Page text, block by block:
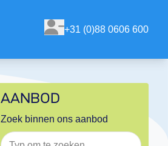
+31 (0)88 0606 600
AANBOD
Zoek binnen ons aanbod